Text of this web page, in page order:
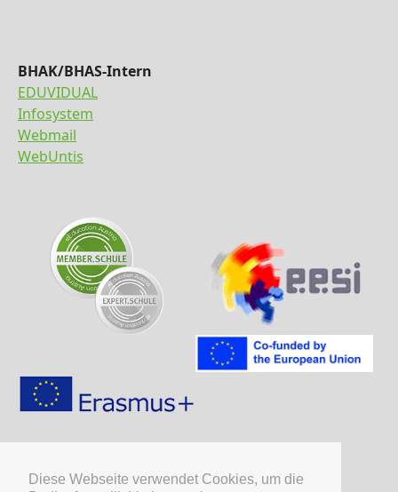
Diese Webseite verwendet Cookies, um die
BHAK/BHAS-Intern
EDUVIDUAL
Infosystem
Webmail
WebUntis